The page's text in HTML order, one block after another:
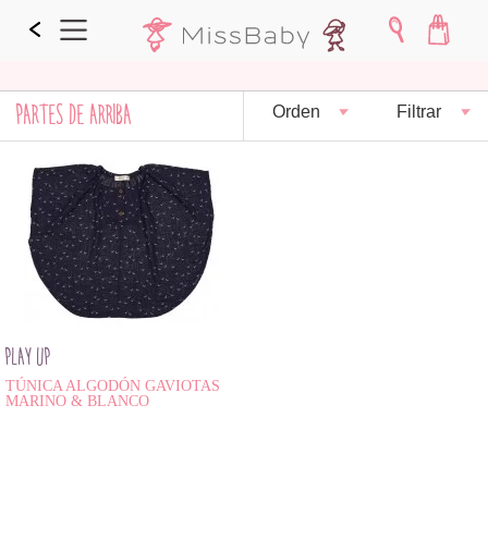
PARTES DE ARRIBA Orden Filtrar
PLAY UP
TÚNICA ALGODÓN GAVIOTAS
MARINO & BLANCO